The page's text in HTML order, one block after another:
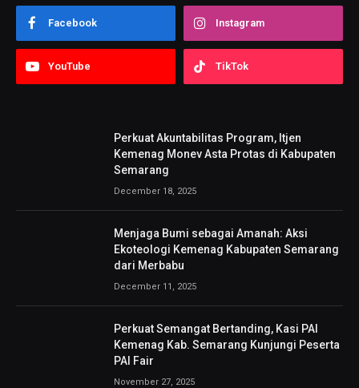
Facebook Instagram
YouTube TikTok
Perkuat Akuntabilitas Program, Itjen
Kemenag Monev Asta Protas di Kabupaten
Semarang
December 18, 2025
Menjaga Bumi sebagai Amanah: Aksi
Ekoteologi Kemenag Kabupaten Semarang
dari Merbabu
December 11, 2025
Perkuat Semangat Bertanding, Kasi PAI
Kemenag Kab. Semarang Kunjungi Peserta
PAI Fair
November 27, 2025